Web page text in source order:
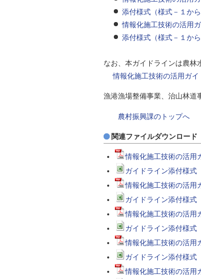
添付様式（様式－１か
情報化施工技術の活用
添付様式（様式－１か
なお、本ガイドラインは農林
情報化施工技術の活用ガイ
漁港漁場整備事業、治山林道
農村振興課のトップへ
関連ファイルダウンロード
情報化施工技術の活用
ガイドライン添付様式
情報化施工技術の活用
ガイドライン添付様式
情報化施工技術の活用
ガイドライン添付様式
情報化施工技術の活用
ガイドライン添付様式
情報化施工技術の活用